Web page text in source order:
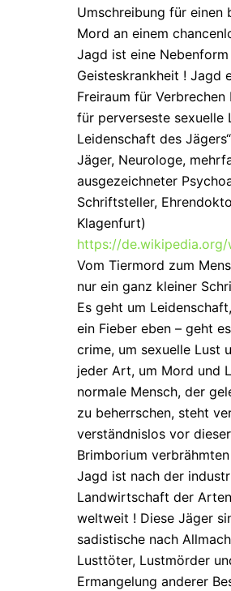
Umschreibung für einen
Mord an einem
Jagd ist eine
Geisteskrankheit ! Jagd
Freiraum für
für perverseste sexuelle
Leidenschaft des
Jäger, Neurologe,
ausgezeichneter
Schriftsteller,
Klagenfurt)
https://de.wikipedia.org/
Vom Tiermord zum
nur ein ganz kleiner
Es geht um
ein Fieber eben – geht
crime, um sexuelle Lust
jeder Art, um Mord und
normale Mensch, der
zu beherrschen, steht
verständnislos vor
Brimborium
Jagd ist nach der
Landwirtschaft der
weltweit ! Diese Jäger
sadistische nach
Lusttöter, Lustmörder
Ermangelung anderer